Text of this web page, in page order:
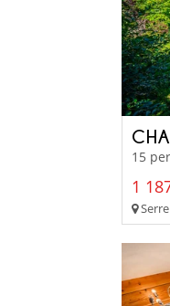
15
1
Serre